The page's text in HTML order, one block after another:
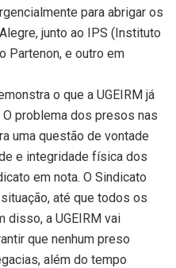
para abrigar os
junto ao IPS (Instituto
Partenon, e outro em
o que a UGEIRM já
problema dos presos nas
uma questão de vontade
e integridade física dos
em nota. O Sindicato
até que todos os
disso, a UGEIRM vai
que nenhum preso
além do tempo